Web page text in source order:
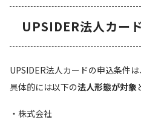
UPSIDER法人カー
UPSIDER法人カードの申込条件
具体的には以下の法人形態が対象
・株式会社